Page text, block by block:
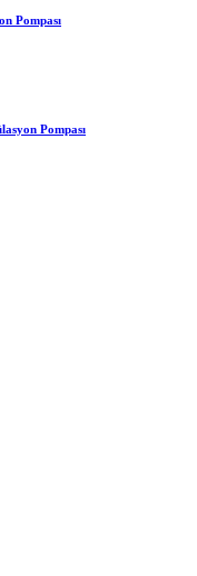
Pompası
Pompası